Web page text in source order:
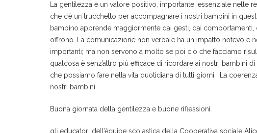
La gentilezza è un valore positivo, importante, essenziale nelle
che c’è un trucchetto per accompagnare i nostri bambini in
bambino apprende maggiormente dai gesti, dai
offrono. La comunicazione non verbale ha un impatto
importanti; ma non servono a molto se poi ciò che facciamo
qualcosa è senz’altro più efficace di ricordare ai nostri bambini
che possiamo fare nella vita quotidiana di tutti giorni. La
nostri bambini.
Buona giornata della gentilezza e buone riflessioni.
gli educatori dell’équipe scolastica della Cooperativa sociale